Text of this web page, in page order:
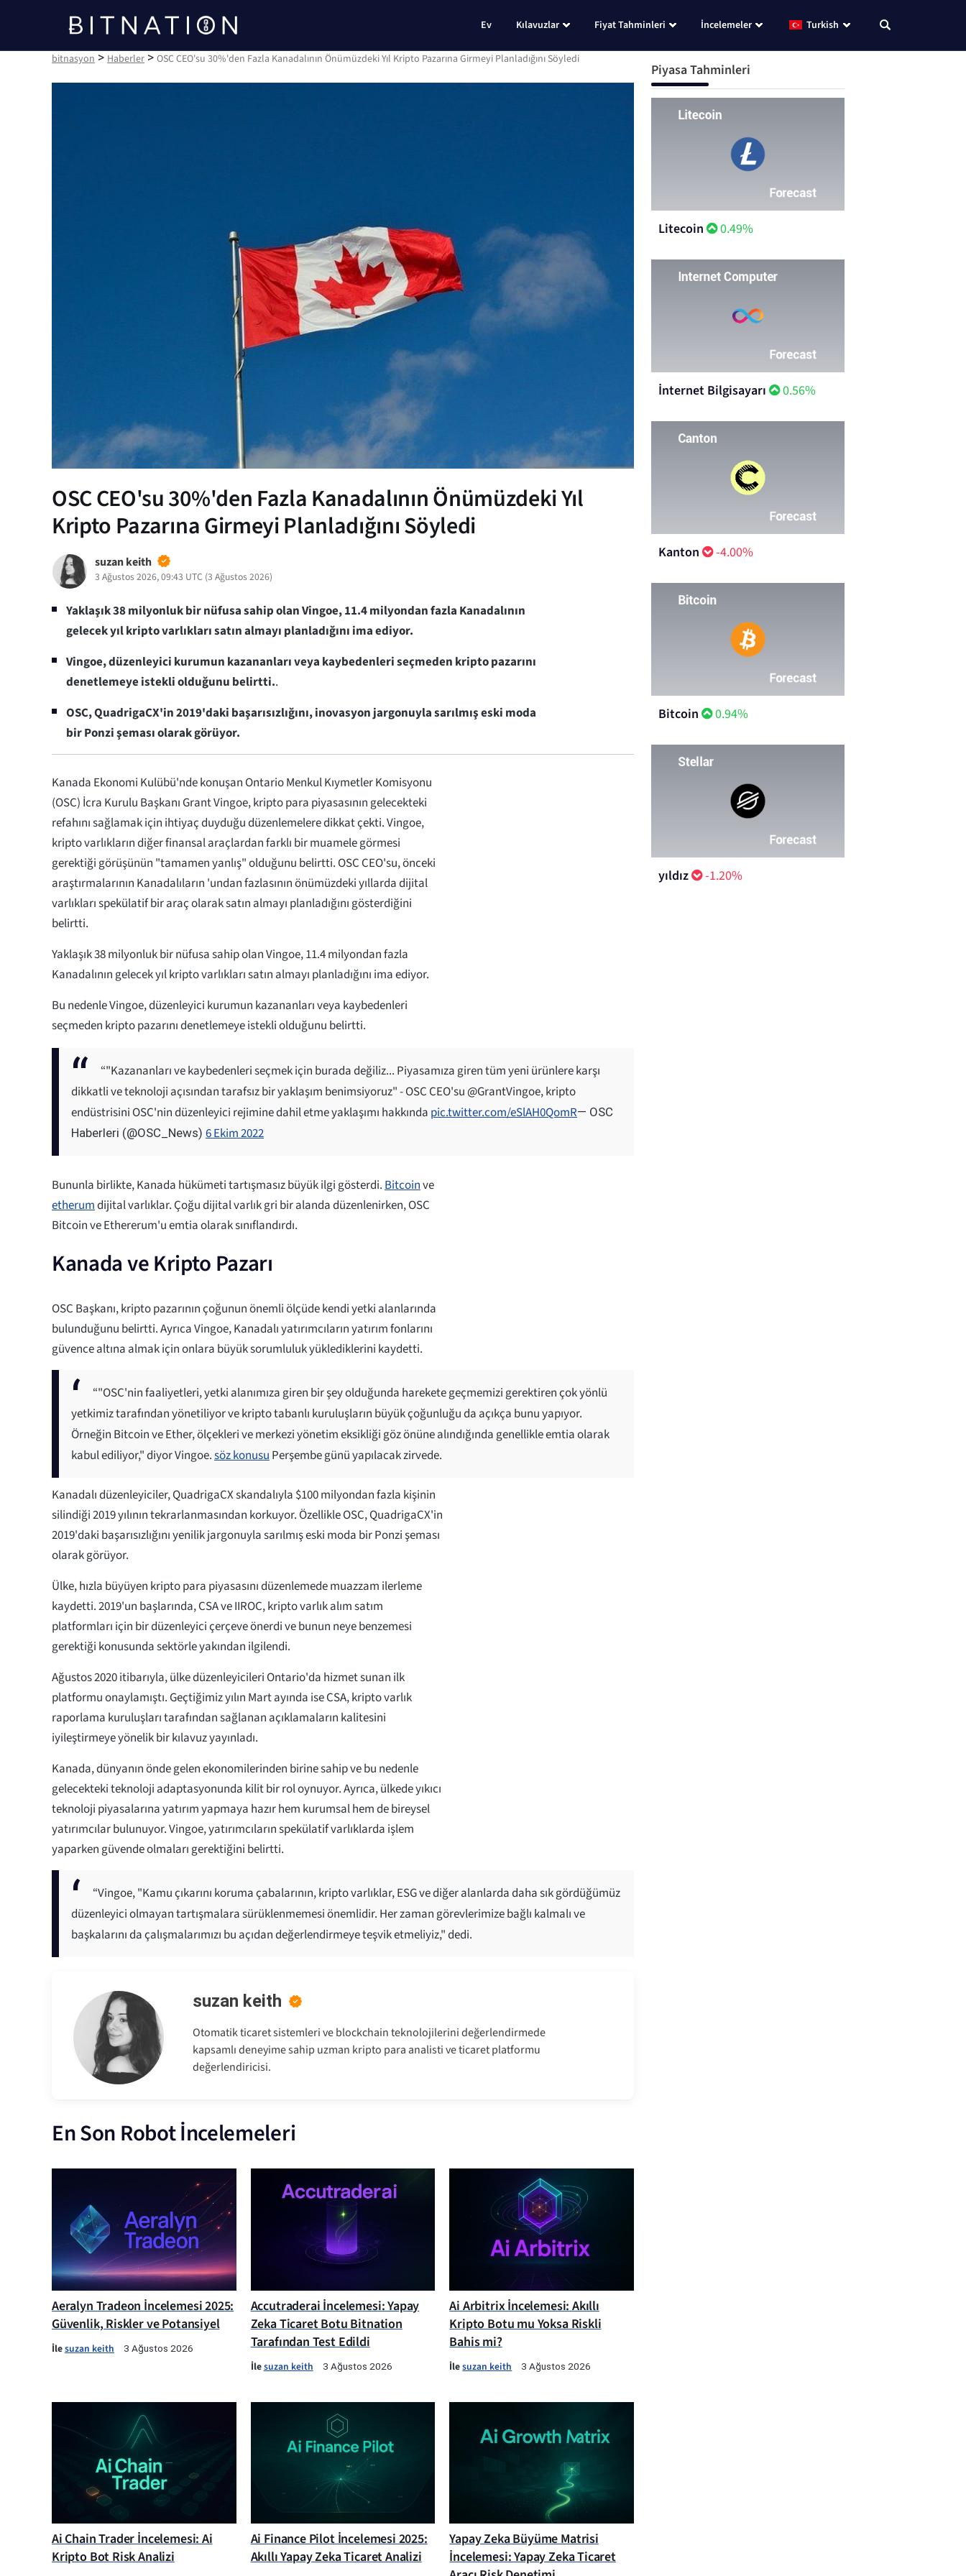
bitnasyon
Ev Kılavuzlar Fiyat Tahminleri İncelemeler Turkish
bitnasyon > Haberler > OSC CEO'su 30%'den Fazla Kanadalının Önümüzdeki Yıl Kripto Pazarına Girmeyi Planladığını Söyledi
OSC CEO'su 30%'den Fazla Kanadalının Önümüzdeki Yıl
Kripto Pazarına Girmeyi Planladığını Söyledi
suzan keith
3 Ağustos 2026, 09:43 UTC (3 Ağustos 2026)
Yaklaşık 38 milyonluk bir nüfusa sahip olan Vingoe, 11.4 milyondan fazla Kanadalının
gelecek yıl kripto varlıkları satın almayı planladığını ima ediyor.
Vingoe, düzenleyici kurumun kazananları veya kaybedenleri seçmeden kripto pazarını
denetlemeye istekli olduğunu belirtti..
OSC, QuadrigaCX'in 2019'daki başarısızlığını, inovasyon jargonuyla sarılmış eski moda
bir Ponzi şeması olarak görüyor.
Kanada Ekonomi Kulübü'nde konuşan Ontario Menkul Kıymetler Komisyonu
(OSC) İcra Kurulu Başkanı Grant Vingoe, kripto para piyasasının gelecekteki
refahını sağlamak için ihtiyaç duyduğu düzenlemelere dikkat çekti. Vingoe,
kripto varlıkların diğer finansal araçlardan farklı bir muamele görmesi
gerektiği görüşünün "tamamen yanlış" olduğunu belirtti. OSC CEO'su, önceki
araştırmalarının Kanadalıların 'undan fazlasının önümüzdeki yıllarda dijital
varlıkları spekülatif bir araç olarak satın almayı planladığını gösterdiğini
belirtti.
Yaklaşık 38 milyonluk bir nüfusa sahip olan Vingoe, 11.4 milyondan fazla
Kanadalının gelecek yıl kripto varlıkları satın almayı planladığını ima ediyor.
Bu nedenle Vingoe, düzenleyici kurumun kazananları veya kaybedenleri
seçmeden kripto pazarını denetlemeye istekli olduğunu belirtti.
“"Kazananları ve kaybedenleri seçmek için burada değiliz... Piyasamıza giren tüm yeni ürünlere karşı
dikkatli ve teknoloji açısından tarafsız bir yaklaşım benimsiyoruz" - OSC CEO'su @GrantVingoe, kripto
endüstrisini OSC'nin düzenleyici rejimine dahil etme yaklaşımı hakkında pic.twitter.com/eSlAH0QomR— OSC
Haberleri (@OSC_News) 6 Ekim 2022
Bununla birlikte, Kanada hükümeti tartışmasız büyük ilgi gösterdi.Bitcoinve
etherumdijital varlıklar. Çoğu dijital varlık gri bir alanda düzenlenirken, OSC
Bitcoin ve Ethererum'u emtia olarak sınıflandırdı.
Kanada ve Kripto Pazarı
OSC Başkanı, kripto pazarının çoğunun önemli ölçüde kendi yetki alanlarında
bulunduğunu belirtti. Ayrıca Vingoe, Kanadalı yatırımcıların yatırım fonlarını
güvence altına almak için onlara büyük sorumluluk yüklediklerini kaydetti.
“"OSC'nin faaliyetleri, yetki alanımıza giren bir şey olduğunda harekete geçmemizi gerektiren çok yönlü
yetkimiz tarafından yönetiliyor ve kripto tabanlı kuruluşların büyük çoğunluğu da açıkça bunu yapıyor.
Örneğin Bitcoin ve Ether, ölçekleri ve merkezi yönetim eksikliği göz önüne alındığında genellikle emtia olarak
kabul ediliyor," diyor Vingoe.söz konusuPerşembe günü yapılacak zirvede.
Kanadalı düzenleyiciler, QuadrigaCX skandalıyla $100 milyondan fazla kişinin
silindiği 2019 yılının tekrarlanmasından korkuyor. Özellikle OSC, QuadrigaCX'in
2019'daki başarısızlığını yenilik jargonuyla sarılmış eski moda bir Ponzi şeması
olarak görüyor.
Ülke, hızla büyüyen kripto para piyasasını düzenlemede muazzam ilerleme
kaydetti. 2019'un başlarında, CSA ve IIROC, kripto varlık alım satım
platformları için bir düzenleyici çerçeve önerdi ve bunun neye benzemesi
gerektiği konusunda sektörle yakından ilgilendi.
Ağustos 2020 itibarıyla, ülke düzenleyicileri Ontario'da hizmet sunan ilk
platformu onaylamıştı. Geçtiğimiz yılın Mart ayında ise CSA, kripto varlık
raporlama kuruluşları tarafından sağlanan açıklamaların kalitesini
iyileştirmeye yönelik bir kılavuz yayınladı.
Kanada, dünyanın önde gelen ekonomilerinden birine sahip ve bu nedenle
gelecekteki teknoloji adaptasyonunda kilit bir rol oynuyor. Ayrıca, ülkede yıkıcı
teknoloji piyasalarına yatırım yapmaya hazır hem kurumsal hem de bireysel
yatırımcılar bulunuyor. Vingoe, yatırımcıların spekülatif varlıklarda işlem
yaparken güvende olmaları gerektiğini belirtti.
“Vingoe, "Kamu çıkarını koruma çabalarının, kripto varlıklar, ESG ve diğer alanlarda daha sık gördüğümüz
düzenleyici olmayan tartışmalara sürüklenmemesi önemlidir. Her zaman görevlerimize bağlı kalmalı ve
başkalarını da çalışmalarımızı bu açıdan değerlendirmeye teşvik etmeliyiz," dedi.
suzan keith
Otomatik ticaret sistemleri ve blockchain teknolojilerini değerlendirmede
kapsamlı deneyime sahip uzman kripto para analisti ve ticaret platformu
değerlendiricisi.
En Son Robot İncelemeleri
Aeralyn Tradeon İncelemesi 2025:
Güvenlik, Riskler ve Potansiyel
İlesuzan keith 3 Ağustos 2026
Accutraderai İncelemesi: Yapay
Zeka Ticaret Botu Bitnation
Tarafından Test Edildi
İlesuzan keith 3 Ağustos 2026
Ai Arbitrix İncelemesi: Akıllı
Kripto Botu mu Yoksa Riskli
Bahis mi?
İlesuzan keith 3 Ağustos 2026
Ai Chain Trader İncelemesi: Ai
Kripto Bot Risk Analizi
Ai Finance Pilot İncelemesi 2025:
Akıllı Yapay Zeka Ticaret Analizi
Yapay Zeka Büyüme Matrisi
İncelemesi: Yapay Zeka Ticaret
Piyasa Tahminleri
Litecoin 0.49%
İnternet Bilgisayarı 0.56%
Kanton -4.00%
Bitcoin 0.94%
yıldız -1.20%